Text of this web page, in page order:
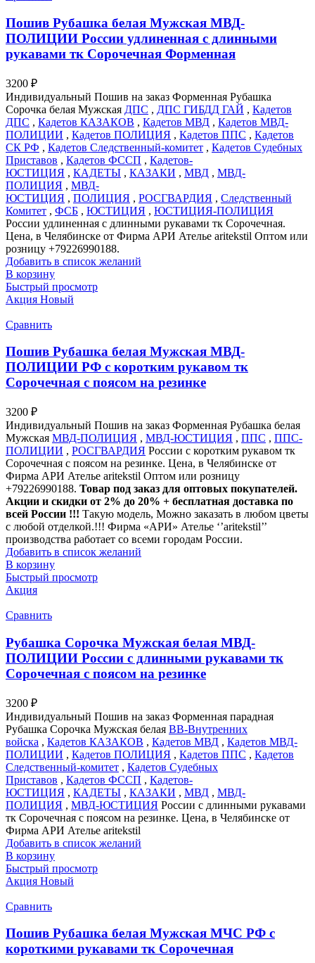
Пошив Рубашка белая Мужская МВД-
ПОЛИЦИИ России удлиненная с длинными
рукавами тк Сорочечная Форменная
3200 ₽
Индивидуальный Пошив на заказ Форменная Рубашка
Сорочка белая Мужская ДПС , ДПС ГИБДД ГАЙ , Кадетов
ДПС , Кадетов КАЗАКОВ , Кадетов МВД , Кадетов МВД-
ПОЛИЦИИ , Кадетов ПОЛИЦИЯ , Кадетов ППС , Кадетов
СК РФ , Кадетов Следственный-комитет , Кадетов Судебных
Приставов , Кадетов ФССП , Кадетов-
ЮСТИЦИЯ , КАДЕТЫ , КАЗАКИ , МВД , МВД-
ПОЛИЦИЯ , МВД-
ЮСТИЦИЯ , ПОЛИЦИЯ , РОСГВАРДИЯ , Следственный
Комитет , ФСБ , ЮСТИЦИЯ , ЮСТИЦИЯ-ПОЛИЦИЯ
России удлиненная с длинными рукавами тк Сорочечная.
Цена, в Челябинске от Фирма АРИ Ателье aritekstil Оптом или
розницу +79226990188.
Добавить в список желаний
В корзину
Быстрый просмотр
Акция Новый
Сравнить
Пошив Рубашка белая Мужская МВД-
ПОЛИЦИИ РФ с коротким рукавом тк
Сорочечная с поясом на резинке
3200 ₽
Индивидуальный Пошив на заказ Форменная Рубашка белая
Мужская МВД-ПОЛИЦИЯ , МВД-ЮСТИЦИЯ , ППС , ППС-
ПОЛИЦИИ , РОСГВАРДИЯ России с коротким рукавом тк
Сорочечная с поясом на резинке. Цена, в Челябинске от
Фирма АРИ Ателье aritekstil Оптом или розницу
+79226990188. Товар под заказ для оптовых покупателей.
Акции и скидки от 2% до 20% + бесплатная доставка по
всей России !!! Такую модель, Mожно заказать в любом цветы
с любой отделкой.!!! Фирма «АРИ» Ателье ‘’aritekstil’’
производства работает со всеми городам России.
Добавить в список желаний
В корзину
Быстрый просмотр
Акция
Сравнить
Рубашка Сорочка Мужская белая МВД-
ПОЛИЦИИ России с длинными рукавами тк
Сорочечная с поясом на резинке
3200 ₽
Индивидуальный Пошив на заказ Форменная парадная
Рубашка Сорочка Мужская белая ВВ-Внутренних
войска , Кадетов КАЗАКОВ , Кадетов МВД , Кадетов МВД-
ПОЛИЦИИ , Кадетов ПОЛИЦИЯ , Кадетов ППС , Кадетов
Следственный-комитет , Кадетов Судебных
Приставов , Кадетов ФССП , Кадетов-
ЮСТИЦИЯ , КАДЕТЫ , КАЗАКИ , МВД , МВД-
ПОЛИЦИЯ , МВД-ЮСТИЦИЯ России с длинными рукавами
тк Сорочечная с поясом на резинке. Цена, в Челябинске от
Фирма АРИ Ателье aritekstil
Добавить в список желаний
В корзину
Быстрый просмотр
Акция Новый
Сравнить
Пошив Рубашка белая Мужская МЧС РФ с
короткими рукавами тк Сорочечная